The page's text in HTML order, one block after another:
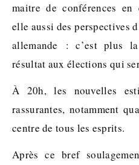
maitre de conférences
elle aussi des perspectives
allemande : c’est plus
résultat aux élections qui
À 20h, les nouvelles
rassurantes, notamment
centre de tous les esprits.
Après ce bref